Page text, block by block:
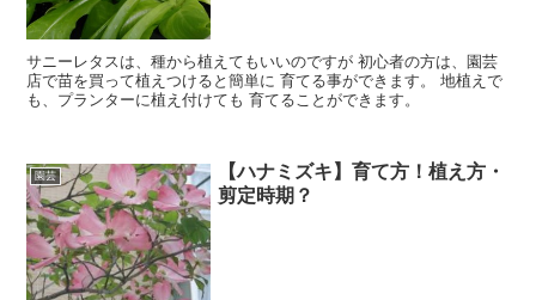
サニーレタスは、種から植えてもいいのですが 初心者の方は、園芸
店で苗を買って植えつけると簡単に 育てる事ができます。 地植えで
も、プランターに植え付けても 育てることができます。
園芸
【ハナミズキ】育て方！植え方・
剪定時期？